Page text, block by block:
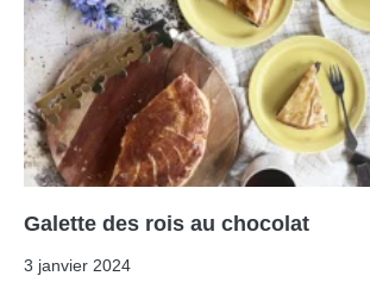
Galette des rois au chocolat
3 janvier 2024